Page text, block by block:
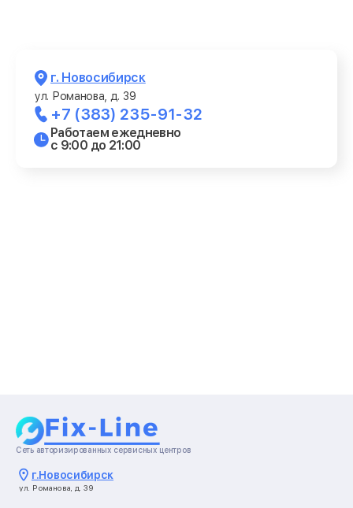
г. Новосибирск
ул. Романова, д. 39
+7 (383) 235-91-32
Работаем ежедневно
с 9:00 до 21:00
Сеть авторизированных сервисных центров
г.Новосибирск
ул. Романова, д. 39